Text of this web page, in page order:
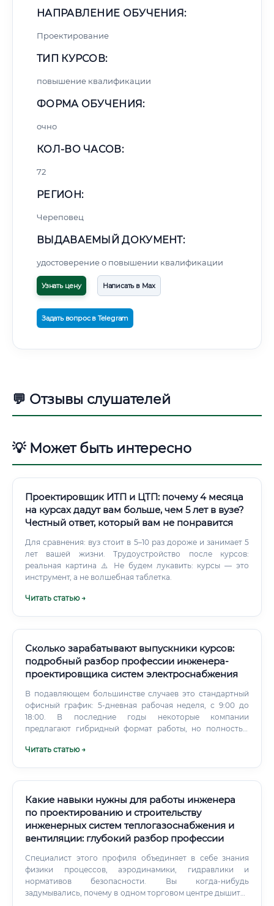
НАПРАВЛЕНИЕ ОБУЧЕНИЯ:
Проектирование
ТИП КУРСОВ:
повышение квалификации
ФОРМА ОБУЧЕНИЯ:
очно
КОЛ-ВО ЧАСОВ:
72
РЕГИОН:
Череповец
ВЫДАВАЕМЫЙ ДОКУМЕНТ:
удостоверение о повышении квалификации
Узнать цену Написать в Max
Задать вопрос в Telegram
💬 Отзывы слушателей
💡 Может быть интересно
Проектировщик ИТП и ЦТП: почему 4 месяца
на курсах дадут вам больше, чем 5 лет в вузе?
Честный ответ, который вам не понравится
Для сравнения: вуз стоит в 5–10 раз дороже и занимает 5
лет вашей жизни. Трудоустройство после курсов:
реальная картина ⚠️ Не будем лукавить: курсы — это
инструмент, а не волшебная таблетка.
Читать статью →
Сколько зарабатывают выпускники курсов:
подробный разбор профессии инженера-
проектировщика систем электроснабжения
В подавляющем большинстве случаев это стандартный
офисный график: 5-дневная рабочая неделя, с 9:00 до
18:00. В последние годы некоторые компании
предлагают гибридный формат работы, но полностью
необходимости командного взаимодействия и выездов
Читать статью →
Какие навыки нужны для работы инженера
по проектированию и строительству
инженерных систем теплогазоснабжения и
вентиляции: глубокий разбор профессии
Специалист этого профиля объединяет в себе знания
физики процессов, аэродинамики, гидравлики и
нормативов безопасности. Вы когда-нибудь
задумывались, почему в одном торговом центре дышится